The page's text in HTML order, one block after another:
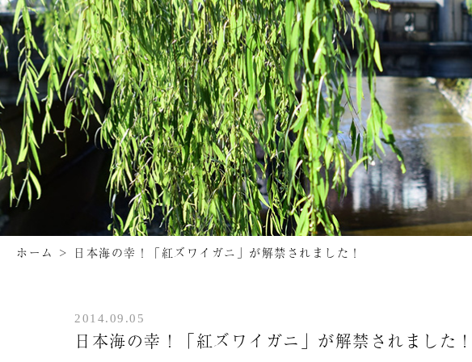
ホーム > 日本海の幸！「紅ズワイガニ」が解禁されました！
2014.09.05
日本海の幸！「紅ズワイガニ」が解禁されました！